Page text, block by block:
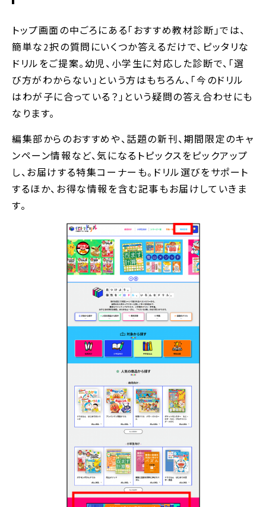
トップ画面の中ごろにある｢おすすめ教材診断｣では、
簡単な2択の質問にいくつか答えるだけで、ピッタリな
ドリルをご提案。幼児、小学生に対応した診断で、「選
び方がわからない」という方はもちろん、｢今のドリル
はわが子に合っている？｣という疑問の答え合わせにも
なります。
編集部からのおすすめや、話題の新刊、期間限定のキャ
ンペーン情報など、気になるトピックスをピックアップ
し、お届けする特集コーナーも。ドリル選びをサポート
するほか、お得な情報を含む記事もお届けしていきま
す。